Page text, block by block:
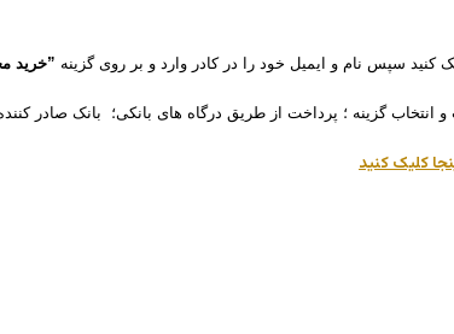
کنید سپس نام و ایمیل خود را در کادر وارد و بر روی گزینه ”خرید
انتخاب گزینه ؛ پرداخت از طریق درگاه های بانکی؛ بانک صادر
کلیک کنید